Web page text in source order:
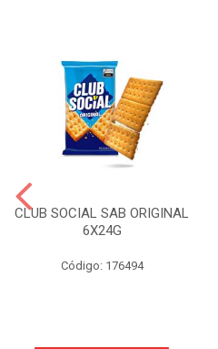
CLUB SOCIAL SAB ORIGINAL
6X24G
Código: 176494